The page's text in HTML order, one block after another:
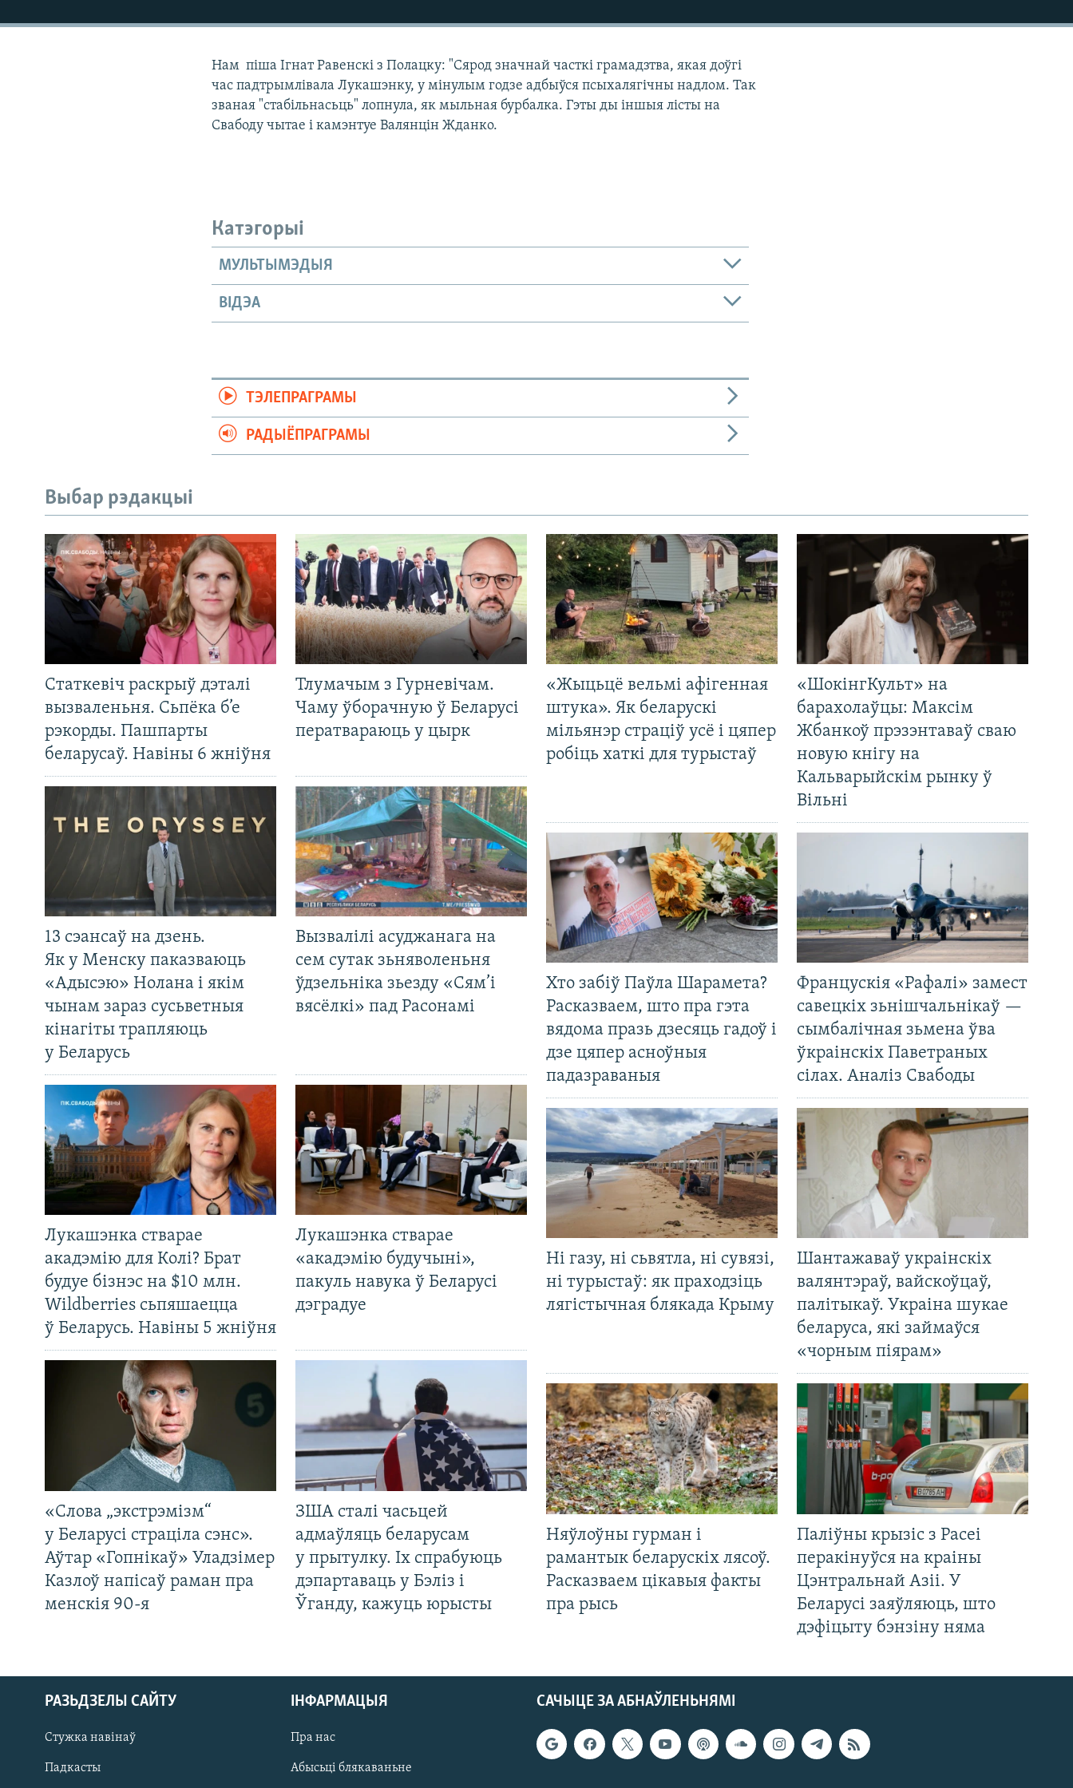
КАЛЯНДАР
НА ХВАЛЯХ СВАБОДЫ
Нам піша Ігнат Равенскі з Полацку: "Сярод значнай часткі грамадзтва, якая доўгі
час падтрымлівала Лукашэнку, у мінулым годзе адбыўся псыхалягічны надлом. Так
званая "стабільнасьць" лопнула, як мыльная бурбалка. Гэты ды іншыя лісты на
Свабоду чытае і камэнтуе Валянцін Жданко.
Катэгорыі
МУЛЬТЫМЭДЫЯ
ВІДЭА
ТЭЛЕПРАГРАМЫ
РАДЫЁПРАГРАМЫ
Выбар рэдакцыі
Статкевіч раскрыў дэталі
вызваленьня. Сьпёка б’е
рэкорды. Пашпарты
беларусаў. Навіны 6 жніўня
Тлумачым з Гурневічам.
Чаму ўборачную ў Беларусі
ператвараюць у цырк
13 сэансаў на дзень.
Як у Менску паказваюць
«Адысэю» Нолана і якім
чынам зараз сусьветныя
кінагіты трапляюць
у Беларусь
Вызвалілі асуджанага на
сем сутак зьняволеньня
ўдзельніка зьезду «Сям’і
вясёлкі» пад Расонамі
Лукашэнка стварае
акадэмію для Колі? Брат
будуе бізнэс на $10 млн.
Wildberries сьпяшаецца
ў Беларусь. Навіны 5 жніўня
Лукашэнка стварае
«акадэмію будучыні»,
пакуль навука ў Беларусі
дэградуе
«Слова „экстрэмізм“
у Беларусі страціла сэнс».
Аўтар «Гопнікаў» Уладзімер
Казлоў напісаў раман пра
менскія 90-я
ЗША сталі часьцей
адмаўляць беларусам
у прытулку. Іх спрабуюць
дэпартаваць у Бэліз і
Ўганду, кажуць юрысты
«Жыцьцё вельмі афігенная
штука». Як беларускі
мільянэр страціў усё і цяпер
робіць хаткі для турыстаў
«ШокінгКульт» на
барахолаўцы: Максім
Жбанкоў прэзэнтаваў сваю
новую кнігу на
Кальварыйскім рынку ў
Вільні
Хто забіў Паўла Шарамета?
Расказваем, што пра гэта
вядома празь дзесяць гадоў і
дзе цяпер асноўныя
падазраваныя
Францускія «Рафалі» замест
савецкіх зьнішчальнікаў —
сымбалічная зьмена ўва
ўкраінскіх Паветраных
сілах. Аналіз Свабоды
Ні газу, ні сьвятла, ні сувязі,
ні турыстаў: як праходзіць
лягістычная блякада Крыму
Шантажаваў украінскіх
валянтэраў, вайскоўцаў,
палітыкаў. Украіна шукае
беларуса, які займаўся
«чорным піярам»
Няўлоўны гурман і
рамантык беларускіх лясоў.
Расказваем цікавыя факты
пра рысь
Паліўны крызіс з Расеі
перакінуўся на краіны
Цэнтральнай Азіі. У
Беларусі заяўляюць, што
дэфіцыту бэнзіну няма
САЧЫЦЕ ЗА АБНАЎЛЕНЬНЯМІ
РАЗЬДЗЕЛЫ САЙТУ
Стужка навінаў
Падкасты
ІНФАРМАЦЫЯ
Пра нас
Абысьці блякаваньне